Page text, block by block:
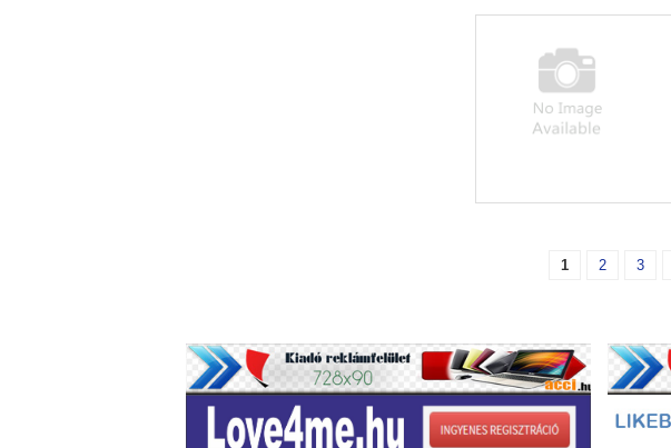
1 2 3